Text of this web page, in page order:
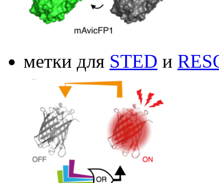
метки для STED и